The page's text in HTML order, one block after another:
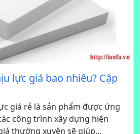
lực giá bao nhiêu? Cập
giá rẻ là sản phẩm được ứng
công trình xây dựng hiện
thường xuyên sẽ giúp...